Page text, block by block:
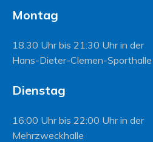
Montag
18.30 Uhr bis 21:30 Uhr in der
Hans-Dieter-Clemen-Sporthalle
Dienstag
16:00 Uhr bis 22:00 Uhr in der
Mehrzweckhalle